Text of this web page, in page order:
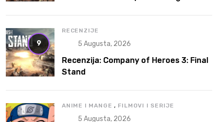
9
RECENZIJE
5 Augusta, 2026
Recenzija: Company of Heroes 3: Final
Stand
ANIME I MANGE , FILMOVI I SERIJE
5 Augusta, 2026